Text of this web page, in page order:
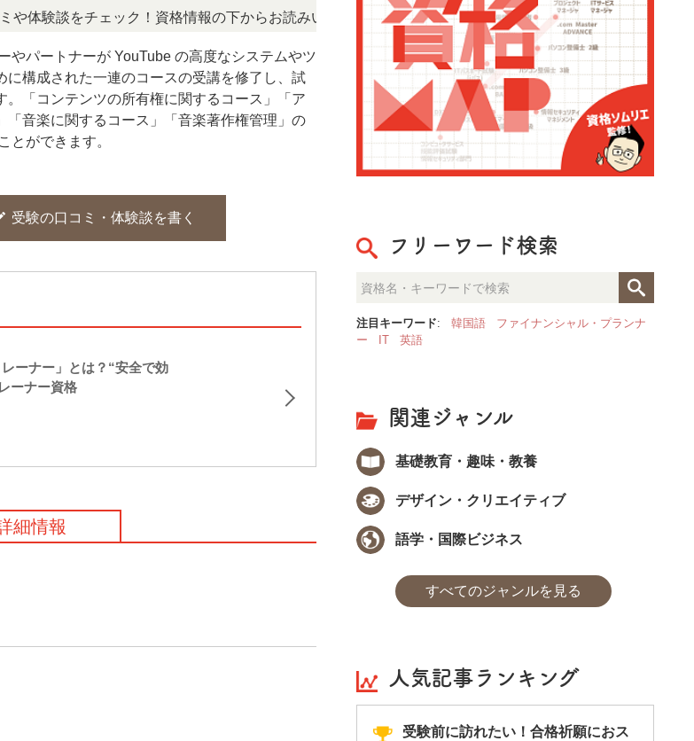
談をチェック！資格情報の下からお読みいただけます。 NEWS! 「この検定、難しい？」「どんな試験
やパートナーが YouTube の高度なシステムやツ
に構成された一連のコースの受講を修了し、試
。「コンテンツの所有権に関するコース」「ア
「音楽に関するコース」「音楽著作権管理」の
とができます。
受験の口コミ・体験談を書く
ーナー」とは？“安全で効
ーナー資格
細情報
フリーワード検索
注目キーワード: 韓国語
ファイナンシャル・プランナ
ー
IT 英語
関連ジャンル
基礎教育・趣味・教養
デザイン・クリエイティブ
語学・国際ビジネス
すべてのジャンルを見る
人気記事ランキング
受験前に訪れたい！合格祈願におス